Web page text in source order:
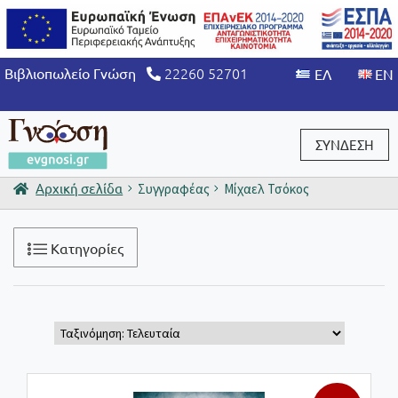
Βιβλιοπωλείο Γνώση 22260 52701
ΣΥΝΔΕΣΗ
Είσοδος / Εγγραφή
Αρχική σελίδα Συγγραφέας Μίχαελ Τσόκος
Κατηγορίες